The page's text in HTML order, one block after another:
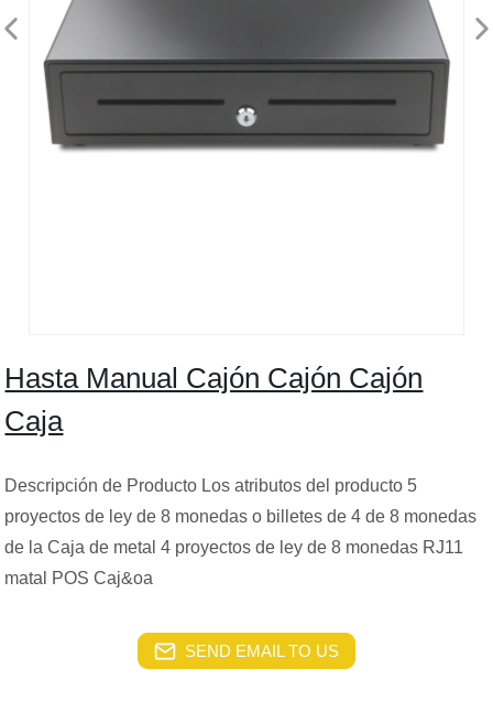
Hasta Manual Cajón Cajón Cajón
Caja
Descripción de Producto Los atributos del producto 5
proyectos de ley de 8 monedas o billetes de 4 de 8 monedas
de la Caja de metal 4 proyectos de ley de 8 monedas RJ11
matal POS Caj&oa
SEND EMAIL TO US